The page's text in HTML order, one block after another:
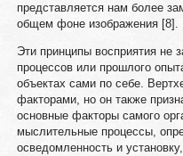
представляется нам более
общем фоне изображения [8].
Эти принципы восприятия не
процессов или прошлого
объектах сами по себе.
факторами, но он также
основные факторы самого
мыслительные процессы,
осведомленность и